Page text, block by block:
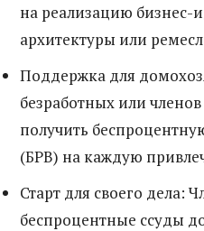
на реализацию бизнес-
архитектуры или
Поддержка для
безработных или
получить
(БРВ) на каждую
Старт для своего дела:
беспроцентные ссуды